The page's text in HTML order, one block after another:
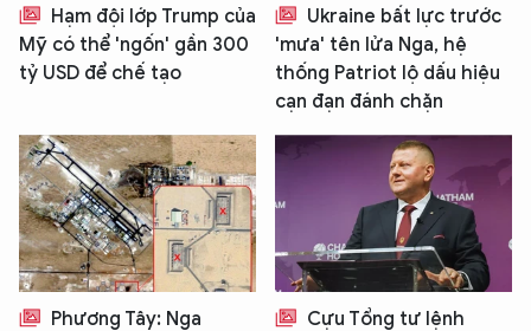
Hạm đội lớp Trump của
Mỹ có thể 'ngốn' gần 300
tỷ USD để chế tạo
Ukraine bất lực trước
'mưa' tên lửa Nga, hệ
thống Patriot lộ dấu hiệu
cạn đạn đánh chặn
Phương Tây: Nga
Cựu Tổng tư lệnh